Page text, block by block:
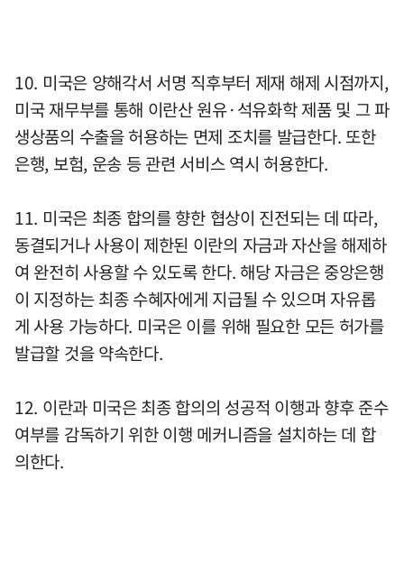
10. 미국은 양해각서 서명 직후부터 제재 해제 시점까지,
미국 재무부를 통해 이란산 원유·석유화학 제품 및 그 파
생상품의 수출을 허용하는 면제 조치를 발급한다. 또한
은행, 보험, 운송 등 관련 서비스 역시 허용한다.
11. 미국은 최종 합의를 향한 협상이 진전되는 데 따라,
동결되거나 사용이 제한된 이란의 자금과 자산을 해제하
여 완전히 사용할 수 있도록 한다. 해당 자금은 중앙은행
이 지정하는 최종 수혜자에게 지급될 수 있으며 자유롭
게 사용 가능하다. 미국은 이를 위해 필요한 모든 허가를
발급할 것을 약속한다.
12. 이란과 미국은 최종 합의의 성공적 이행과 향후 준수
여부를 감독하기 위한 이행 메커니즘을 설치하는 데 합
의한다.